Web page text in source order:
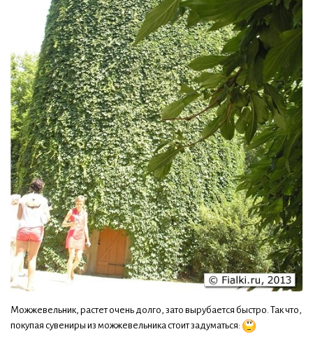
Можжевельник, растет очень долго, зато вырубается быстро. Так что,
покупая сувениры из можжевельника стоит задуматься: